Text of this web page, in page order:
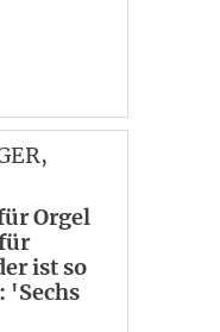
,
Orgel
ist so
'Sechs